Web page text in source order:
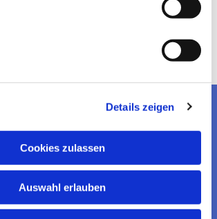
Details zeigen
Cookies zulassen
Auswahl erlauben
Witzenhausen